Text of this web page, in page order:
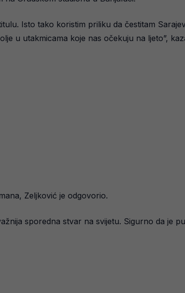
Isto tako koristim priliku da čestitam
u utakmicama koje nas očekuju na ljeto”,
Zeljković je odgovorio.
sporedna stvar na svijetu. Sigurno da je